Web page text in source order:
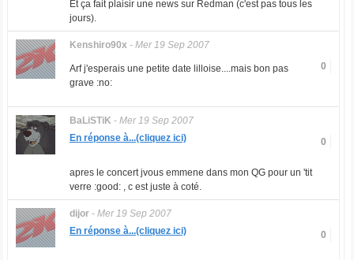
Et ça fait plaisir une news sur Redman (c'est pas tous les
jours).
Kenshiro90x - Mer 19 Sep 2007
0
Arf j'esperais une petite date lilloise....mais bon pas
grave :no:
BaLiSTiK - Mer 19 Sep 2007
0
En réponse à...(cliquez ici)
apres le concert jvous emmene dans mon QG pour un 'tit
verre :good: , c est juste à coté.
dijor- Mer 19 Sep 2007
0
En réponse à...(cliquez ici)